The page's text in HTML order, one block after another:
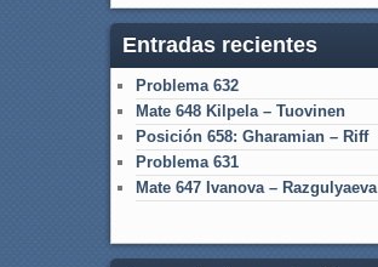
Entradas recientes
Problema 632
Mate 648 Kilpela – Tuovinen
Posición 658: Gharamian – Riff
Problema 631
Mate 647 Ivanova – Razgulyaeva